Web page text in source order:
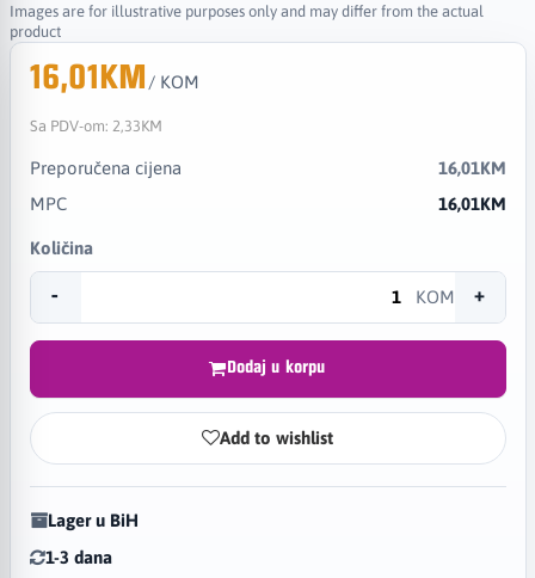
Images are for illustrative purposes only and may differ from the actual
product
16,01KM / KOM
Sa PDV-om: 2,33KM
Preporučena cijena
16,01KM
MPC
16,01KM
Količina
- KOM +
Dodaj u korpu
Add to wishlist
Lager u BiH
1-3 dana